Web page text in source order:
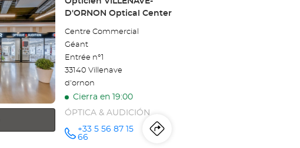
D'ORNON Optical Center
Centre Commercial
Géant
Entrée n°1
33140 Villenave
d'ornon
Cierra en 19:00
ÓPTICA & AUDICIÓN
número
+33 5 56 87 15
66
Itinerario
a